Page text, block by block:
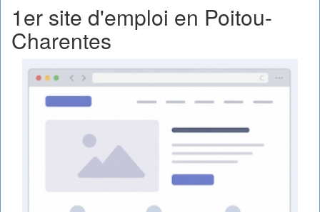
1er site d'emploi en Poitou-
Charentes